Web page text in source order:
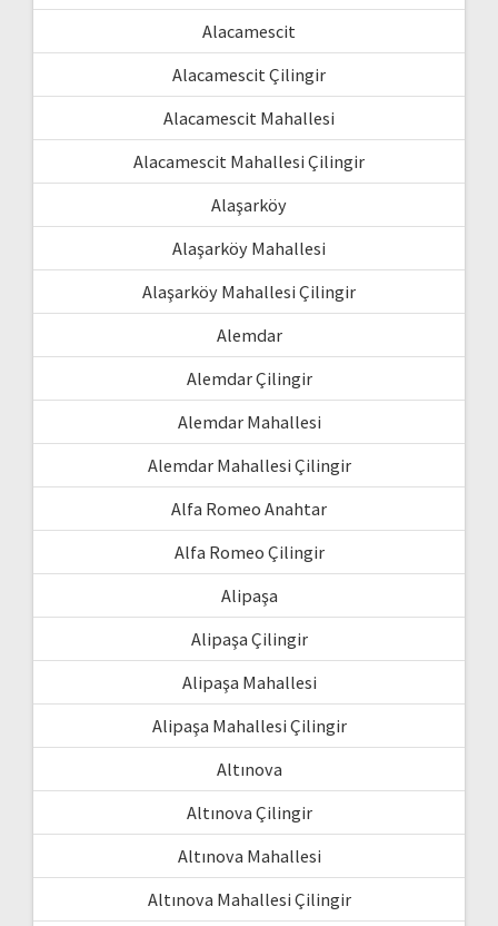
Alacamescit
Alacamescit Çilingir
Alacamescit Mahallesi
Alacamescit Mahallesi Çilingir
Alaşarköy
Alaşarköy Mahallesi
Alaşarköy Mahallesi Çilingir
Alemdar
Alemdar Çilingir
Alemdar Mahallesi
Alemdar Mahallesi Çilingir
Alfa Romeo Anahtar
Alfa Romeo Çilingir
Alipaşa
Alipaşa Çilingir
Alipaşa Mahallesi
Alipaşa Mahallesi Çilingir
Altınova
Altınova Çilingir
Altınova Mahallesi
Altınova Mahallesi Çilingir